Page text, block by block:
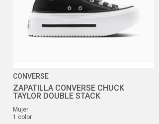
CONVERSE
ZAPATILLA CONVERSE CHUCK
TAYLOR DOUBLE STACK
mujer
1 color